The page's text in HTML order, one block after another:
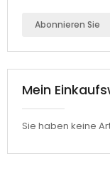
Abonnieren Sie
Mein
Sie haben keine